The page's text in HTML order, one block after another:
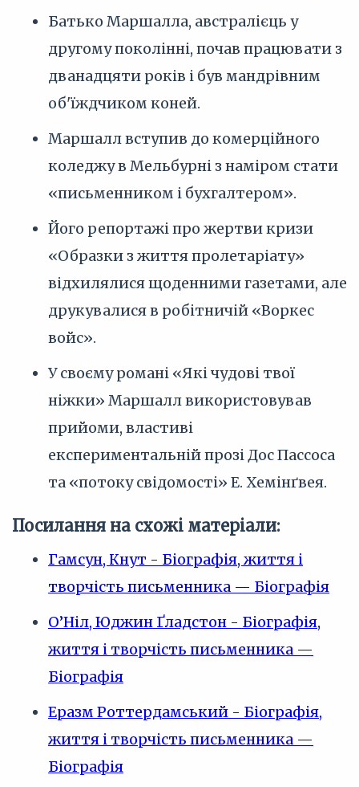
Батько Маршалла, австралієць у
другому поколінні, почав працювати з
дванадцяти років і був мандрівним
об'їждчиком коней.
Маршалл вступив до комерційного
коледжу в Мельбурні з наміром стати
«письменником і бухгалтером».
Його репортажі про жертви кризи
«Образки з життя пролетаріату»
відхилялися щоденними газетами, але
друкувалися в робітничій «Воркес
войс».
У своєму романі «Які чудові твої
ніжки» Маршалл використовував
прийоми, властиві
експериментальній прозі Дос Пассоса
та «потоку свідомості» Е. Хемінґвея.
Посилання на схожі матеріали:
Гамсун, Кнут - Біографія, життя і
творчість письменника — Біографія
О’Ніл, Юджин Ґладстон - Біографія,
життя і творчість письменника —
Біографія
Еразм Роттердамський - Біографія,
життя і творчість письменника —
Біографія